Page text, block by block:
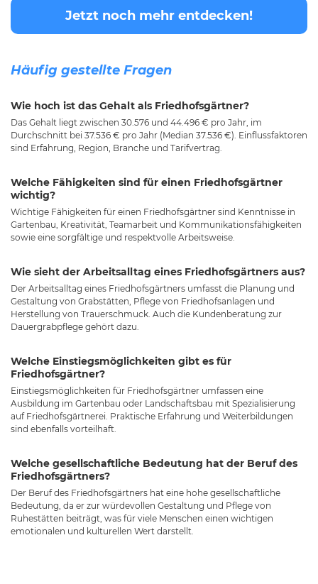
Jetzt noch mehr entdecken!
Häufig gestellte Fragen
Wie hoch ist das Gehalt als Friedhofsgärtner?
Das Gehalt liegt zwischen 30.576 und 44.496 € pro Jahr, im
Durchschnitt bei 37.536 € pro Jahr (Median 37.536 €). Einflussfaktoren
sind Erfahrung, Region, Branche und Tarifvertrag.
Welche Fähigkeiten sind für einen Friedhofsgärtner
wichtig?
Wichtige Fähigkeiten für einen Friedhofsgärtner sind Kenntnisse in
Gartenbau, Kreativität, Teamarbeit und Kommunikationsfähigkeiten
sowie eine sorgfältige und respektvolle Arbeitsweise.
Wie sieht der Arbeitsalltag eines Friedhofsgärtners aus?
Der Arbeitsalltag eines Friedhofsgärtners umfasst die Planung und
Gestaltung von Grabstätten, Pflege von Friedhofsanlagen und
Herstellung von Trauerschmuck. Auch die Kundenberatung zur
Dauergrabpflege gehört dazu.
Welche Einstiegsmöglichkeiten gibt es für
Friedhofsgärtner?
Einstiegsmöglichkeiten für Friedhofsgärtner umfassen eine
Ausbildung im Gartenbau oder Landschaftsbau mit Spezialisierung
auf Friedhofsgärtnerei. Praktische Erfahrung und Weiterbildungen
sind ebenfalls vorteilhaft.
Welche gesellschaftliche Bedeutung hat der Beruf des
Friedhofsgärtners?
Der Beruf des Friedhofsgärtners hat eine hohe gesellschaftliche
Bedeutung, da er zur würdevollen Gestaltung und Pflege von
Ruhestätten beiträgt, was für viele Menschen einen wichtigen
emotionalen und kulturellen Wert darstellt.